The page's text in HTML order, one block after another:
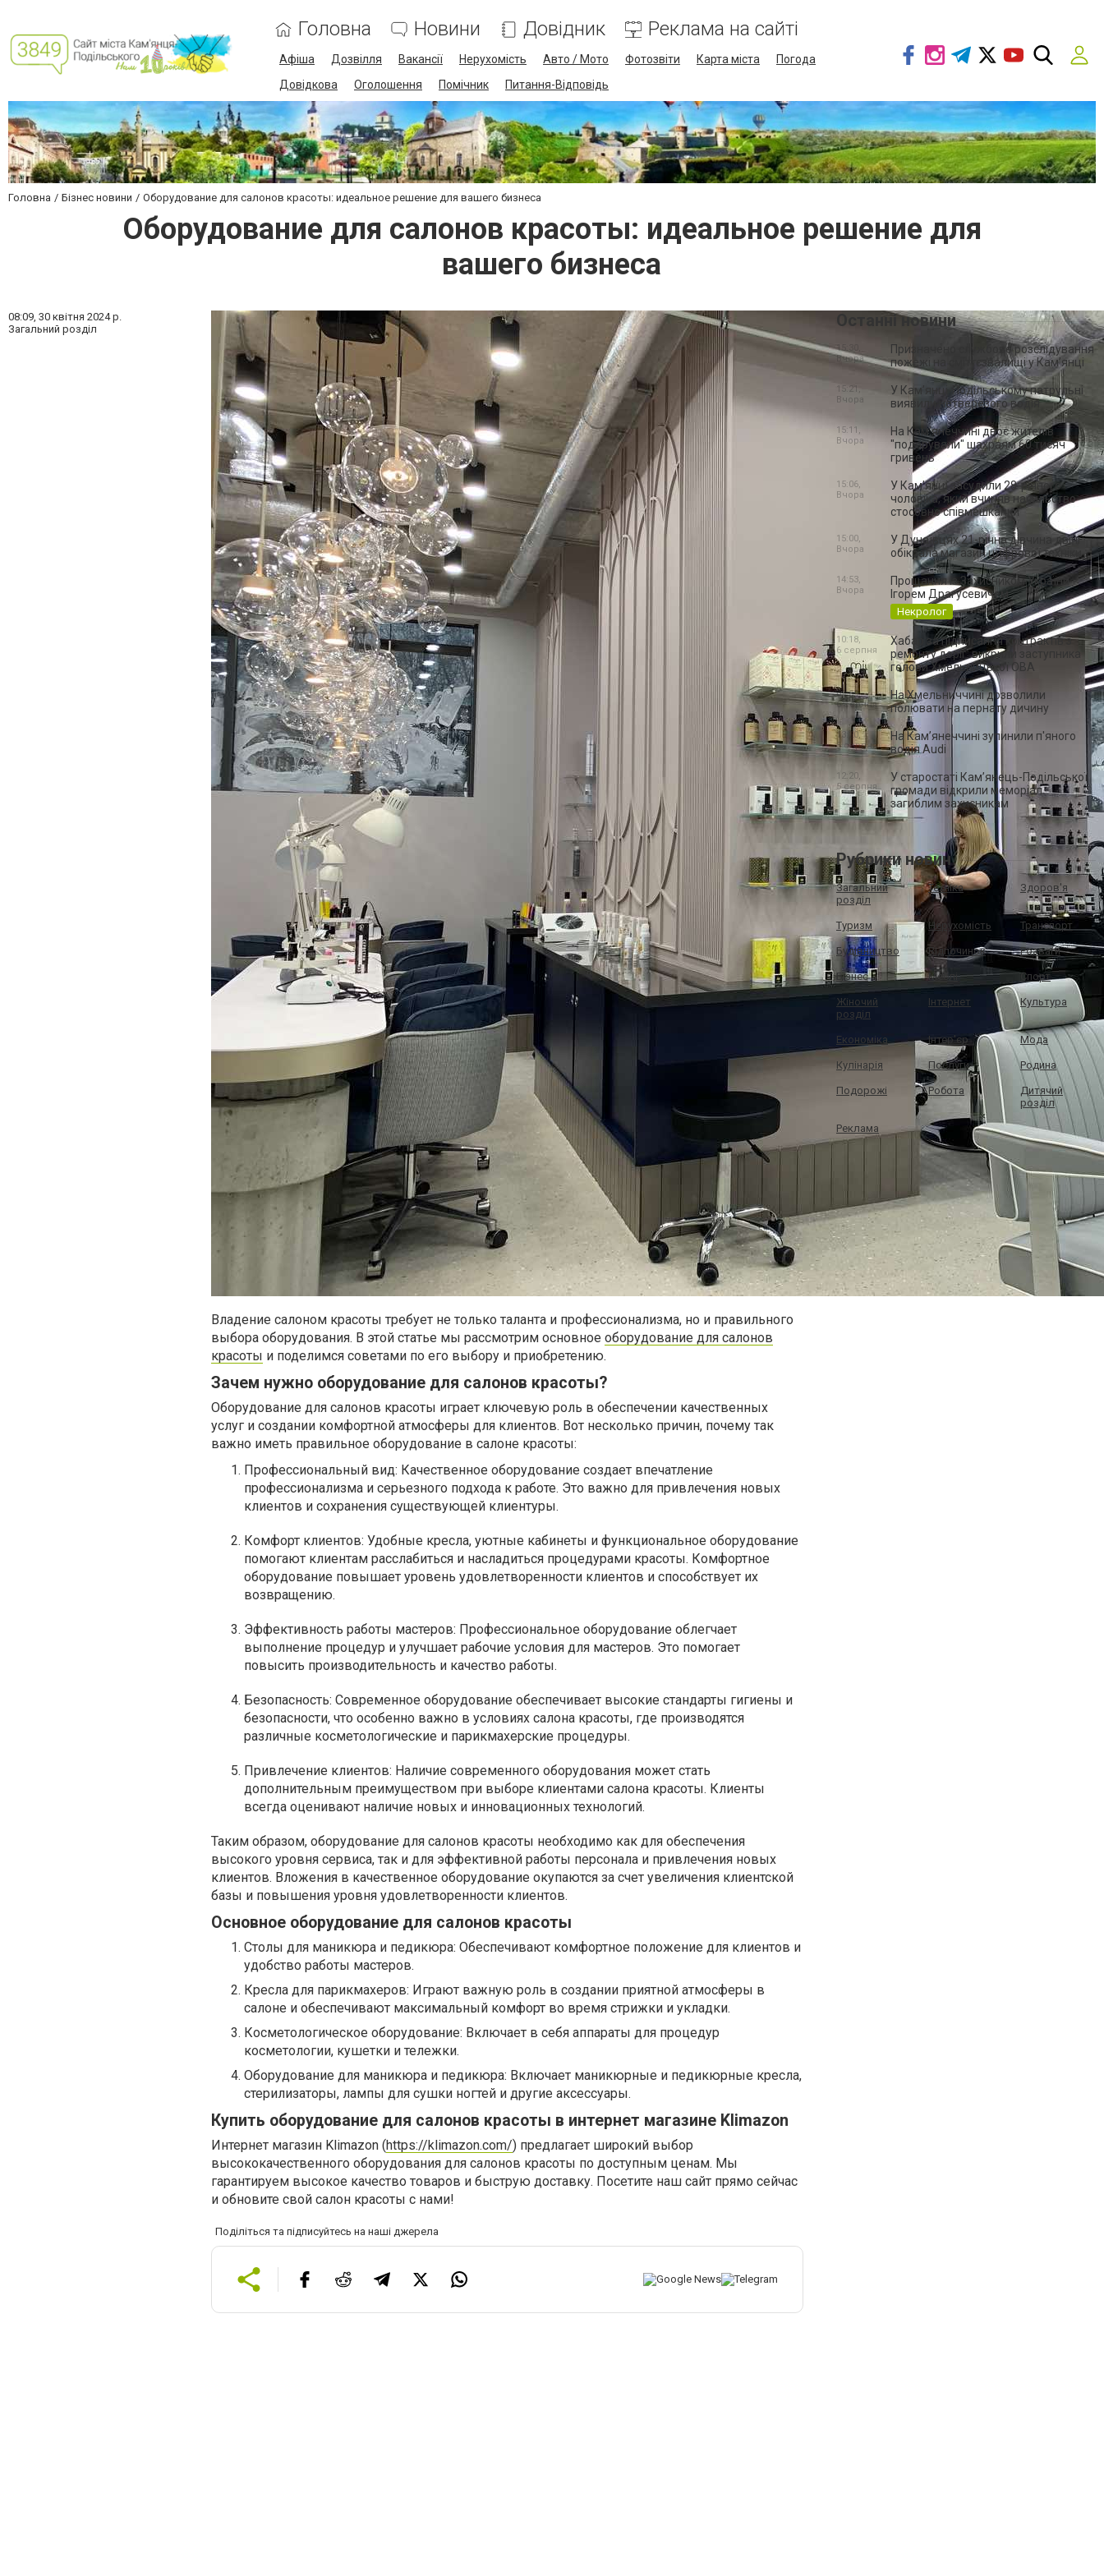
Головна Новини Довідник Реклама на сайті
Афіша Дозвілля Вакансії Нерухомість Авто / Мото Фотозвіти Карта міста
Погода
Довідкова
Оголошення Помічник Питання-Відповідь
Головна Бізнес новини Оборудование для салонов красоты: идеальное решение для вашего бизнеса
Оборудование для салонов красоты: идеальное решение для
вашего бизнеса
08:09, 30 квітня 2024 р.
Загальний розділ
Владение салоном красоты требует не только таланта и профессионализма, но и правильного
выбора оборудования. В этой статье мы рассмотрим основное оборудование для салонов
красоты и поделимся советами по его выбору и приобретению.
Зачем нужно оборудование для салонов красоты?
Оборудование для салонов красоты играет ключевую роль в обеспечении качественных
услуг и создании комфортной атмосферы для клиентов. Вот несколько причин, почему так
важно иметь правильное оборудование в салоне красоты:
Профессиональный вид: Качественное оборудование создает впечатление
профессионализма и серьезного подхода к работе. Это важно для привлечения новых
клиентов и сохранения существующей клиентуры.
Комфорт клиентов: Удобные кресла, уютные кабинеты и функциональное оборудование
помогают клиентам расслабиться и насладиться процедурами красоты. Комфортное
оборудование повышает уровень удовлетворенности клиентов и способствует их
возвращению.
Эффективность работы мастеров: Профессиональное оборудование облегчает
выполнение процедур и улучшает рабочие условия для мастеров. Это помогает
повысить производительность и качество работы.
Безопасность: Современное оборудование обеспечивает высокие стандарты гигиены и
безопасности, что особенно важно в условиях салона красоты, где производятся
различные косметологические и парикмахерские процедуры.
Привлечение клиентов: Наличие современного оборудования может стать
дополнительным преимуществом при выборе клиентами салона красоты. Клиенты
всегда оценивают наличие новых и инновационных технологий.
Таким образом, оборудование для салонов красоты необходимо как для обеспечения
высокого уровня сервиса, так и для эффективной работы персонала и привлечения новых
клиентов. Вложения в качественное оборудование окупаются за счет увеличения клиентской
базы и повышения уровня удовлетворенности клиентов.
Основное оборудование для салонов красоты
Столы для маникюра и педикюра: Обеспечивают комфортное положение для клиентов и
удобство работы мастеров.
Кресла для парикмахеров: Играют важную роль в создании приятной атмосферы в
салоне и обеспечивают максимальный комфорт во время стрижки и укладки.
Косметологическое оборудование: Включает в себя аппараты для процедур
косметологии, кушетки и тележки.
Оборудование для маникюра и педикюра: Включает маникюрные и педикюрные кресла,
стерилизаторы, лампы для сушки ногтей и другие аксессуары.
Купить оборудование для салонов красоты в интернет магазине Klimazon
Интернет магазин Klimazon (https://klimazon.com/) предлагает широкий выбор
высококачественного оборудования для салонов красоты по доступным ценам. Мы
гарантируем высокое качество товаров и быструю доставку. Посетите наш сайт прямо сейчас
и обновите свой салон красоты с нами!
Поділіться та підписуйтесь на наші джерела
Останні новини
Призначено службове розслідування
пожежі на сміттєзвалищі у Кам’янці
15:30,
Вчора
У Кам’янці-Подільському патрульні
виявили нетверезого водія
15:21,
Вчора
На Камʼянеччині двоє жителів
"подарували" шахраям 60 тисяч
гривень
15:11,
Вчора
У Камʼянці засудили 28-річного
чоловіка, який вчиняв насильство
стосовно співмешканки
15:06,
Вчора
У Дунаївцях 21-річна дівчина двічі
обікрала магазин цифрової техніки
15:00,
Вчора
Прощання із Захисником України
Ігорем Драгусевичем
Некролог
14:53,
Вчора
Хабар за підписання контрактів з
ремонту доріг: викрили заступника
голови Хмельницької ОВА
10:18,
6 серпня
На Хмельниччині дозволили
полювати на пернату дичину
09:59,
6 серпня
На Камʼянеччині зупинили п'яного
водія Audi
13:20,
5 серпня
У старостаті Кам’янець-Подільської
громади відкрили меморіал
загиблим захисникам
12:20,
5 серпня
Рубрики новин
Загальний
розділ
Техніка Здоров'я
Туризм Нерухомість Транспорт
Будівництво Відпочинок Розваги
Бізнес Меблі Спорт
Жіночий
розділ
Інтернет Культура
Економіка Інтер'єр Мода
Кулінарія Послуги Родина
Подорожі Робота
Дитячий
розділ
Реклама